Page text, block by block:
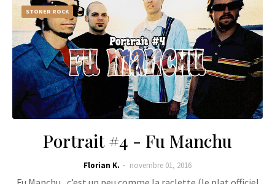
STONER ROCK
Portrait #4 - Fu Manchu
Florian K. novembre 01, 2016